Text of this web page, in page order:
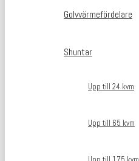
Golvvärmefördelare
Shuntar
Upp till 24 kvm
Upp till 65 kvm